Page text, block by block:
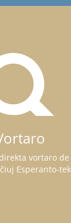
vortaro de
Esperanto-